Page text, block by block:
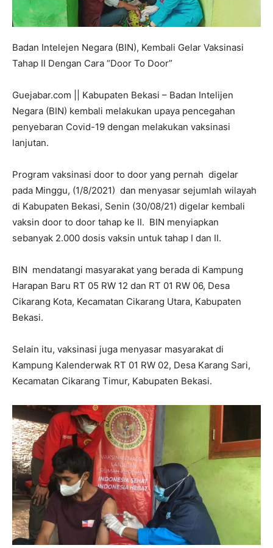
Badan Intelejen Negara (BIN), Kembali Gelar Vaksinasi
Tahap II Dengan Cara “Door To Door”
Guejabar.com || Kabupaten Bekasi – Badan Intelijen
Negara (BIN) kembali melakukan upaya pencegahan
penyebaran Covid-19 dengan melakukan vaksinasi
lanjutan.
Program vaksinasi door to door yang pernah digelar
pada Minggu, (1/8/2021) dan menyasar sejumlah wilayah
di Kabupaten Bekasi, Senin (30/08/21) digelar kembali
vaksin door to door tahap ke II. BIN menyiapkan
sebanyak 2.000 dosis vaksin untuk tahap I dan II.
BIN mendatangi masyarakat yang berada di Kampung
Harapan Baru RT 05 RW 12 dan RT 01 RW 06, Desa
Cikarang Kota, Kecamatan Cikarang Utara, Kabupaten
Bekasi.
Selain itu, vaksinasi juga menyasar masyarakat di
Kampung Kalenderwak RT 01 RW 02, Desa Karang Sari,
Kecamatan Cikarang Timur, Kabupaten Bekasi.